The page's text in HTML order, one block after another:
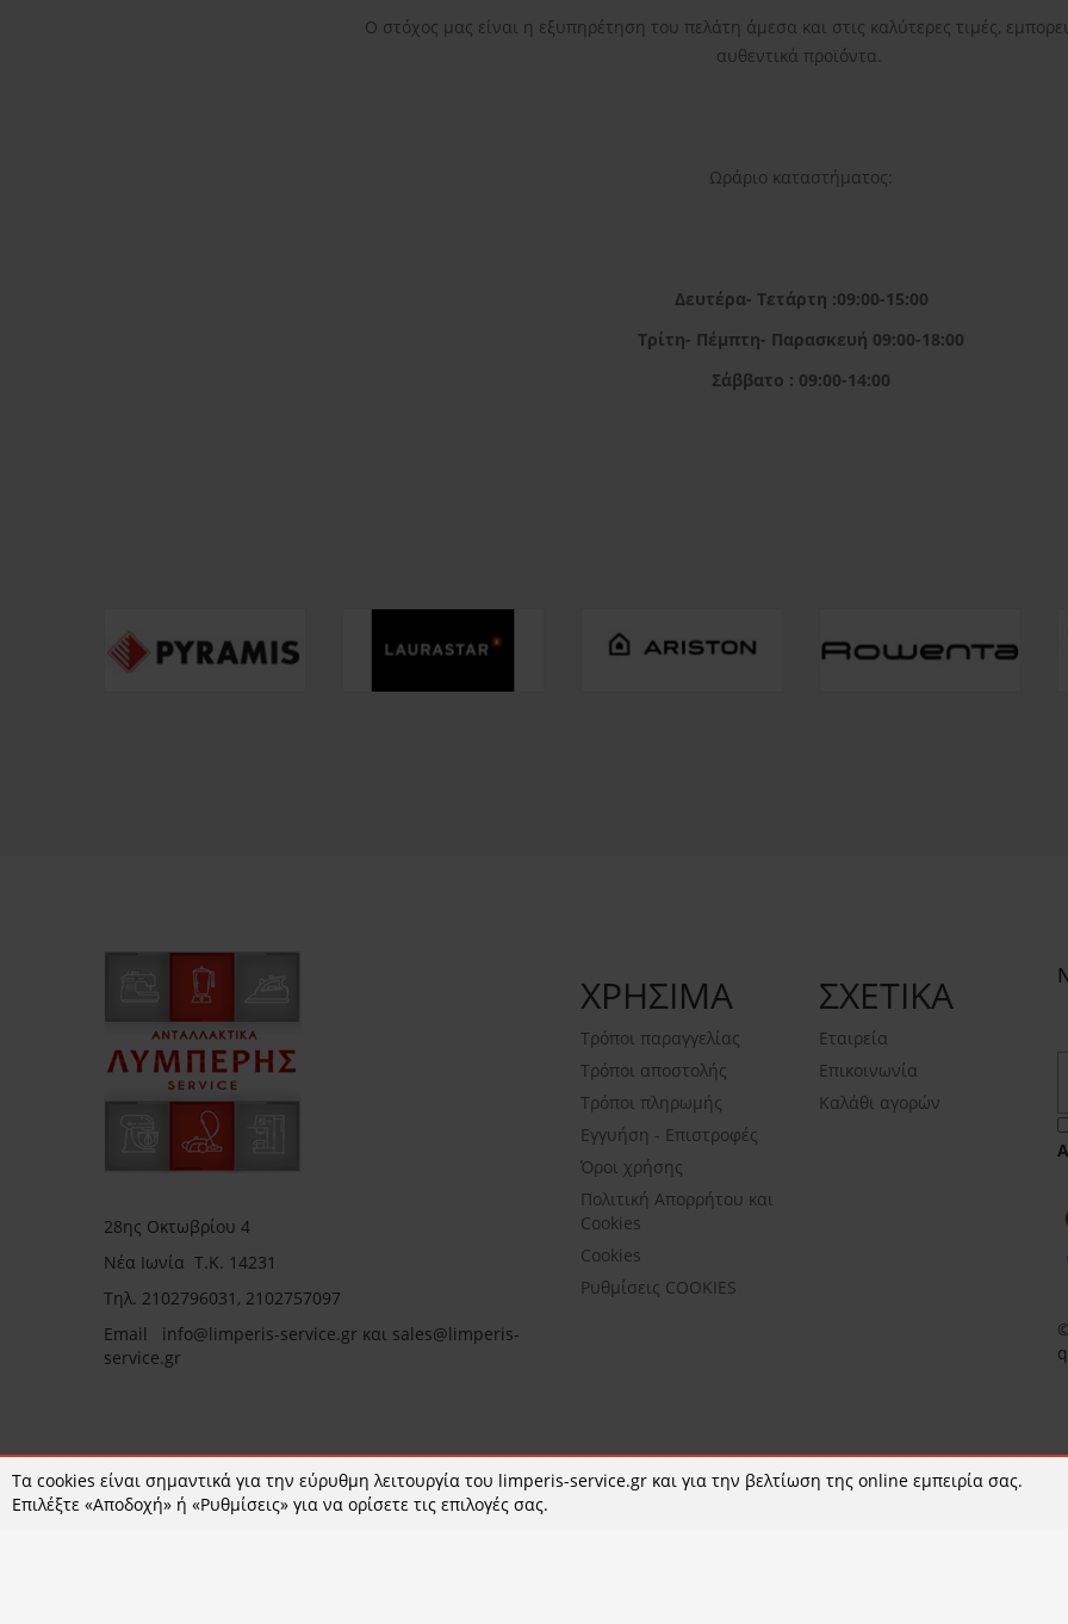
Ο στόχος μας είναι η εξυπηρέτηση του πελάτη άμεσα και στις καλύτερες τιμές,
αυθεντικά προϊόντα.
Ωράριο καταστήματος:
Δευτέρα- Τετάρτη :09:00-15:00
Τρίτη- Πέμπτη- Παρασκευή 09:00-18:00
Σάββατο : 09:00-14:00
28ης Οκτωβρίου 4
Νέα Ιωνία Τ.Κ. 14231
Τηλ. 2102796031, 2102757097
Email info@limperis-service.gr και sales@limperis-
service.gr
ΧΡΗΣΙΜΑ
Τρόποι παραγγελίας
Τρόποι αποστολής
Τρόποι πληρωμής
Εγγυήση - Επιστροφές
Όροι χρήσης
Πολιτική Απορρήτου και
Cookies
Cookies
Ρυθμίσεις COOKIES
ΣΧΕΤΙΚΑ
Εταιρεία
Επικοινωνία
Καλάθι αγορών
Τα cookies είναι σημαντικά για την εύρυθμη λειτουργία του limperis-service.gr και για την βελτίωση της online εμπειρία σας.
Επιλέξτε «Αποδοχή» ή «Ρυθμίσεις» για να ορίσετε τις επιλογές σας.